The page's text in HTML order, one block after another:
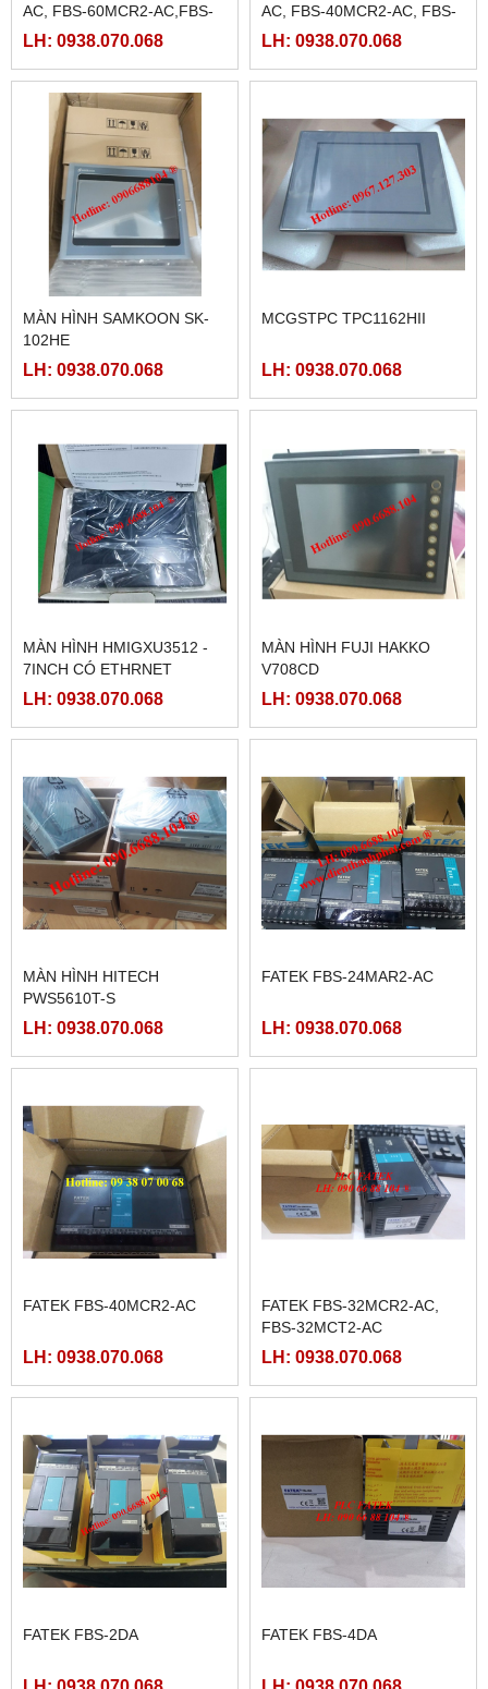
AC, FBS-60MCR2-AC,FBS-
60MAT2-AC, FBS-60MCT2-
LH: 0938.070.068
AC, FBS-40MCR2-AC, FBS-
40MCRT-AC, FBS-40MART-
LH: 0938.070.068
MÀN HÌNH SAMKOON SK-
102HE
LH: 0938.070.068
MCGSTPC TPC1162HII
LH: 0938.070.068
MÀN HÌNH HMIGXU3512 -
7INCH CÓ ETHRNET
LH: 0938.070.068
MÀN HÌNH FUJI HAKKO
V708CD
LH: 0938.070.068
MÀN HÌNH HITECH
PWS5610T-S
LH: 0938.070.068
FATEK FBS-24MAR2-AC
LH: 0938.070.068
FATEK FBS-40MCR2-AC
LH: 0938.070.068
FATEK FBS-32MCR2-AC,
FBS-32MCT2-AC
LH: 0938.070.068
FATEK FBS-2DA FATEK FBS-4DA